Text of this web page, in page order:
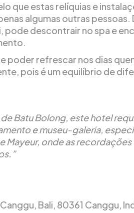
que estas relíquias e
algumas outras pessoas.
pode descontrair no spa e
poder refrescar nos dias
pois é um equilíbrio de
Batu Bolong, este hotel
e museu-galeria,
Mayeur, onde as recordações
Bali, 80361 Canggu,